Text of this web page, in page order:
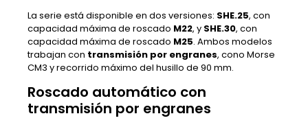
La serie está disponible en dos versiones: SHE.25, con
capacidad máxima de roscado M22, y SHE.30, con
capacidad máxima de roscado M25. Ambos modelos
trabajan con transmisión por engranes, cono Morse
CM3 y recorrido máximo del husillo de 90 mm.
Roscado automático con
transmisión por engranes